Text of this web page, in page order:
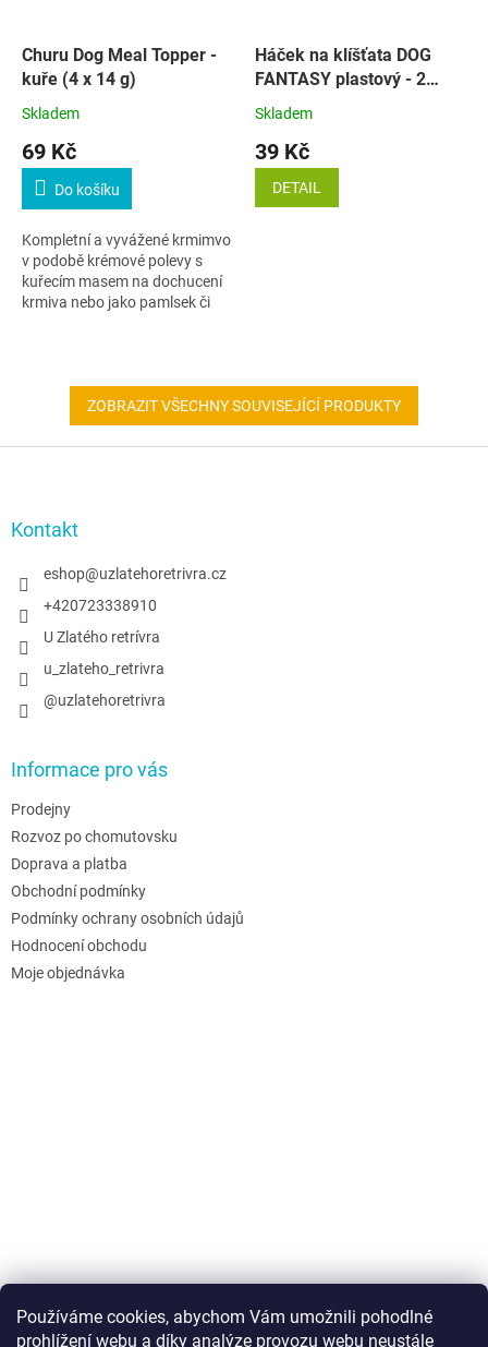
Používáme cookies, abychom Vám umožnili pohodlné
prohlížení webu a díky analýze provozu webu neustále
Churu Dog Meal Topper -
kuře (4 x 14 g)
Skladem
69 Kč
Do košíku
Kompletní a vyvážené krmimvo
v podobě krémové polevy s
kuřecím masem na dochucení
krmiva nebo jako pamlsek či
Háček na klíšťata DOG
FANTASY plastový - 2
velikosti
Skladem
39 Kč
DETAIL
ZOBRAZIT VŠECHNY SOUVISEJÍCÍ PRODUKTY
Kontakt
eshop@uzlatehoretrivra.cz
+420723338910
U Zlatého retrívra
u_zlateho_retrivra
@uzlatehoretrivra
Informace pro vás
Prodejny
Rozvoz po chomutovsku
Doprava a platba
Obchodní podmínky
Podmínky ochrany osobních údajů
Hodnocení obchodu
Moje objednávka